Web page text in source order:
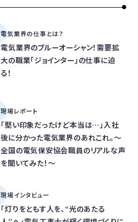
電気業界の仕事とは？
電気業界のブルーオーシャン！需要拡
大の職業「ジョインター」の仕事に迫
る！
現場レポート
「堅い印象だったけど本当は…」入社
後に分かった電気業界のあれこれ。～
全国の電気保安協会職員のリアルな声
を聞いてみた！～
現場インタビュー
「灯りをともす人を、“光のあたる